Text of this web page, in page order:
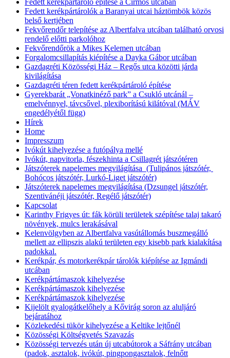
Fedett kerékpártároló építése a Cirmos utcában
Fedett kerékpártárolók a Baranyai utcai háztömbök közös
belső kertjében
Fekvőrendőr telepítése az Albertfalva utcában található orvosi
rendelő előtti parkolóhoz
Fekvőrendőrök a Mikes Kelemen utcában
Forgalomcsillapítás kiépítése a Dayka Gábor utcában
Gazdagréti Közösségi Ház – Regős utca közötti járda
kivilágítása
Gazdagréti téren fedett kerékpártároló építése
Gyerekbarát „Vonatkinéző park” a Csukló utcánál –
emelvénnyel, távcsővel, plexiborítású kilátóval (MÁV
engedélyétől függ)
Hírek
Home
Impresszum
Ivókút kihelyezése a futópálya mellé
Ivókút, napvitorla, fészekhinta a Csillagrét játszótéren
Játszóterek napelemes megvilágítása (Tulipános játszótér,
Bohócos játszótér, Lurkó-Liget játszótér)
Játszóterek napelemes megvilágítása (Dzsungel játszótér,
Szentivánéji játszótér, Regélő játszótér)
Kapcsolat
Karinthy Frigyes út: fák körüli területek szépítése talaj takaró
növények, mulcs lerakásával
Kelenvölgyben az Albertfalva vasútállomás buszmegálló
mellett az ellipszis alakú területen egy kisebb park kialakítása
padokkal.
Kerékpár, és motorkerékpár tárolók kiépítése az Igmándi
utcában
Kerékpártámaszok kihelyezése
Kerékpártámaszok kihelyezése
Kerékpártámaszok kihelyezése
Kijelölt gyalogátkelőhely a Kővirág soron az aluljáró
bejáratához
Közlekedési tükör kihelyezése a Keltike lejtőnél
Közösségi Költségvetés Szavazás
Közösségi tervezés után új utcabútorok a Sáfrány utcában
(padok, asztalok, ivókút, pingpongasztalok, felnőtt